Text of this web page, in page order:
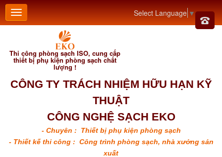
Thi công phòng sạch ISO, cung cấp
thiết bị phụ kiện phòng sạch chất
lượng !
CÔNG TY TRÁCH NHIỆM HỮU HẠN KỸ
THUẬT
CÔNG NGHỆ SẠCH EKO
- Chuyên : Thiết bị phụ kiện phòng sạch
- Thiết kế thi công : Công trình phòng sạch, nhà xưởng sản
xuất
Select Language▼